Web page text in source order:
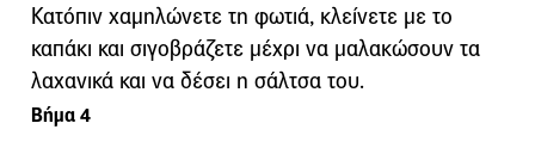
Κατόπιν χαμηλώνετε τη φωτιά, κλείνετε με το
καπάκι και σιγοβράζετε μέχρι να μαλακώσουν τα
λαχανικά και να δέσει η σάλτσα του.
Βήμα 4